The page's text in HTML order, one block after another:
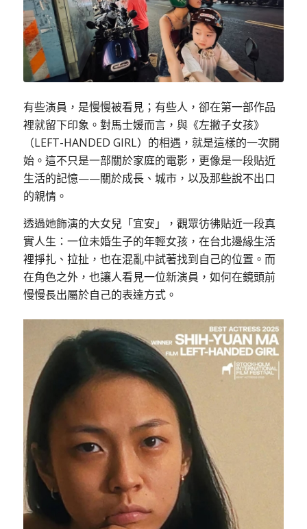
有些演員，是慢慢被看見；有些人，卻在第一部作品
裡就留下印象。對馬士媛而言，與《左撇子女孩》
（LEFT-HANDED GIRL） 的相遇，就是這樣的一次開
始。這不只是一部關於家庭的電影，更像是一段貼近
生活的記憶——關於成長、城市，以及那些說不出口
的親情。
透過她飾演的大女兒「宜安」，觀眾彷彿貼近一段真
實人生：一位未婚生子的年輕女孩，在台北邊緣生活
裡掙扎、拉扯，也在混亂中試著找到自己的位置。而
在角色之外，也讓人看見一位新演員，如何在鏡頭前
慢慢長出屬於自己的表達方式。